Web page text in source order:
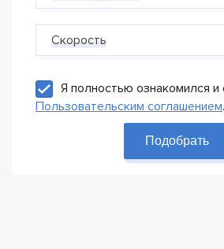
Скорость
Я полностью ознакомился и
Пользовательским соглашением.
Подобрать